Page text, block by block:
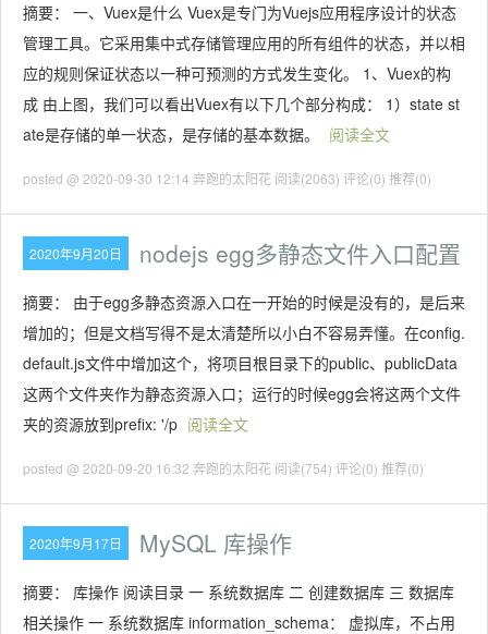
摘要： 一、Vuex是什么 Vuex是专门为Vuejs应用程序设计的状态
管理工具。它采用集中式存储管理应用的所有组件的状态，并以相
应的规则保证状态以一种可预测的方式发生变化。 1、Vuex的构
成 由上图，我们可以看出Vuex有以下几个部分构成： 1）state st
ate是存储的单一状态，是存储的基本数据。
阅读全文
posted @ 2020-09-30 12:14 奔跑的太阳花 阅读(2063) 评论(0) 推荐(0)
2020年9月20日 nodejs egg多静态文件入口配置
摘要： 由于egg多静态资源入口在一开始的时候是没有的，是后来
增加的；但是文档写得不是太清楚所以小白不容易弄懂。在config.
default.js文件中增加这个，将项目根目录下的public、publicData
这两个文件夹作为静态资源入口；运行的时候egg会将这两个文件
夹的资源放到prefix: '/p 阅读全文
posted @ 2020-09-20 16:32 奔跑的太阳花 阅读(754) 评论(0) 推荐(0)
2020年9月17日 MySQL 库操作
摘要： 库操作 阅读目录 一 系统数据库 二 创建数据库 三 数据库
相关操作 一 系统数据库 information_schema： 虚拟库，不占用